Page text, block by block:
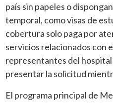
país sin papeles o
temporal, como visas de
cobertura solo paga por
servicios relacionados con
representantes del hospital
presentar la solicitud
El programa principal de